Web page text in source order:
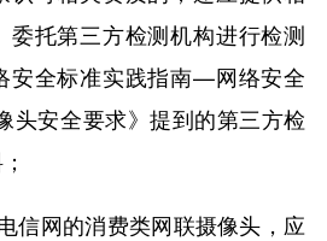
委托第三方检测机构进行检测
安全标准实践指南—网络安全
头安全要求》提到的第三方检
信网的消费类网联摄像头，应